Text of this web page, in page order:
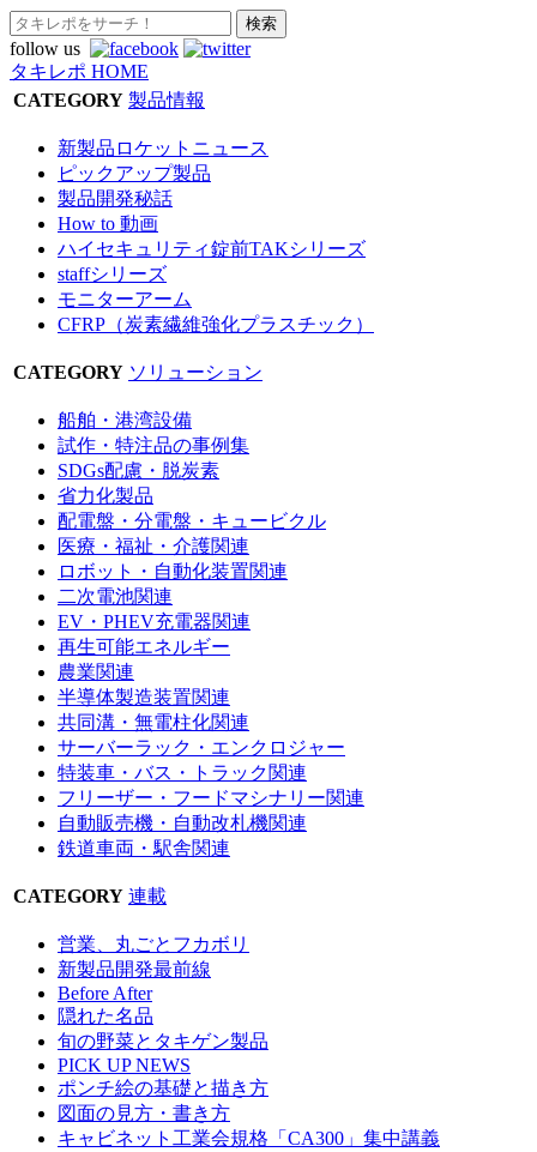
follow us
タキレポ HOME
CATEGORY 製品情報
新製品ロケットニュース
ピックアップ製品
製品開発秘話
How to 動画
ハイセキュリティ錠前TAKシリーズ
staffシリーズ
モニターアーム
CFRP（炭素繊維強化プラスチック）
CATEGORY ソリューション
船舶・港湾設備
試作・特注品の事例集
SDGs配慮・脱炭素
省力化製品
配電盤・分電盤・キュービクル
医療・福祉・介護関連
ロボット・自動化装置関連
二次電池関連
EV・PHEV充電器関連
再生可能エネルギー
農業関連
半導体製造装置関連
共同溝・無電柱化関連
サーバーラック・エンクロジャー
特装車・バス・トラック関連
フリーザー・フードマシナリー関連
自動販売機・自動改札機関連
鉄道車両・駅舎関連
CATEGORY 連載
営業、丸ごとフカボリ
新製品開発最前線
Before After
隠れた名品
旬の野菜とタキゲン製品
PICK UP NEWS
ポンチ絵の基礎と描き方
図面の見方・書き方
キャビネット工業会規格「CA300」集中講義